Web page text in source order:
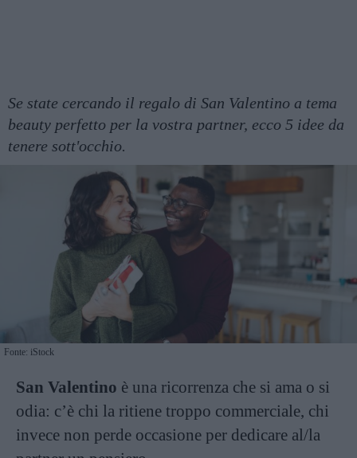
Se state cercando il regalo di San Valentino a tema
beauty perfetto per la vostra partner, ecco 5 idee da
tenere sott'occhio.
Fonte: iStock
San Valentino è una ricorrenza che si ama o si
odia: c’è chi la ritiene troppo commerciale, chi
invece non perde occasione per dedicare al/la